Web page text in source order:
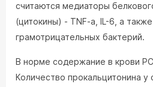
считаются медиаторы
(цитокины) - TNF-a, IL-6, а
грамотрицательных бактерий.
В норме содержание в крови
Количество прокальцитонина